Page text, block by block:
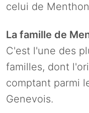
celui de
La famille de
C'est l'une des
familles, dont
comptant parmi
Genevois.